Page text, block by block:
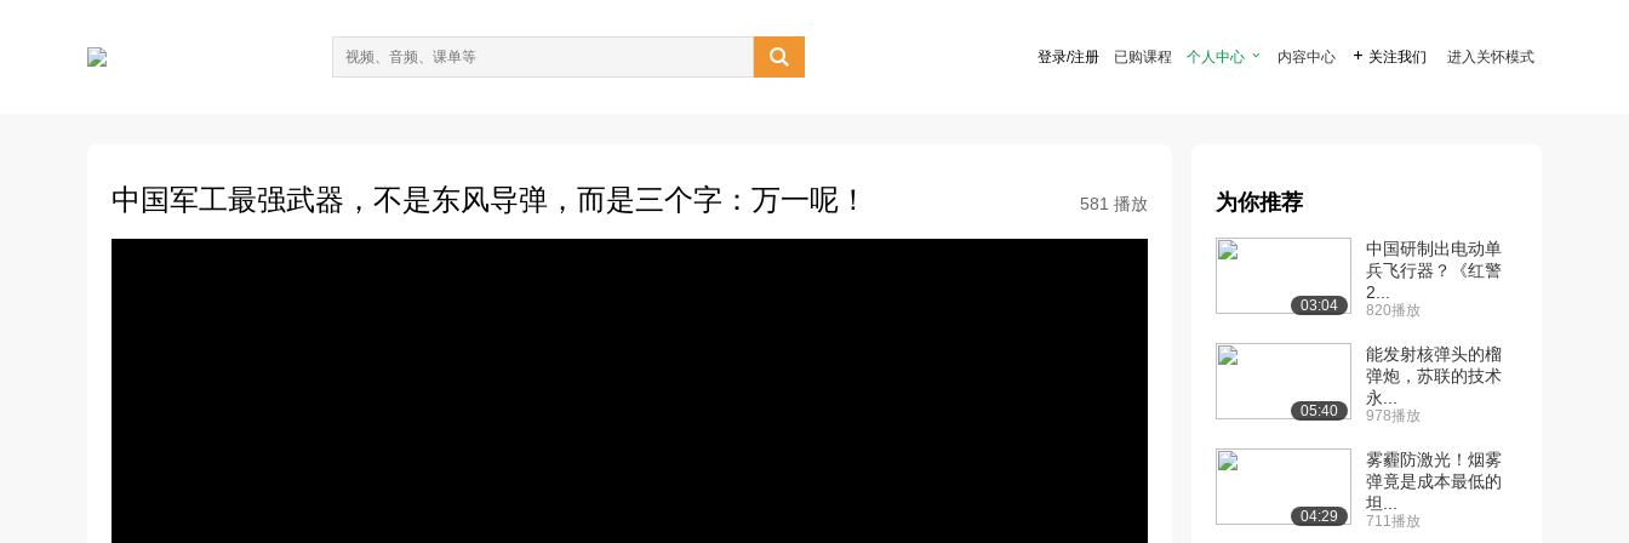
 登录/注册 已购课程 个人中心  内容中心  关注我们 进入关怀模式
中国军工最强武器，不是东风导弹，而是三个字：万一呢！ 581 播放 为你推荐
03:04
中国研制出电动单
兵飞行器？《红警
2...
820播放
05:40
能发射核弹头的榴
弹炮，苏联的技术
永...
978播放
04:29
雾霾防激光！烟雾
弹竟是成本最低的
坦...
711播放